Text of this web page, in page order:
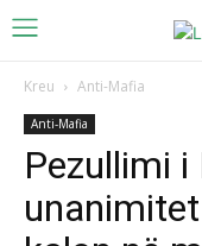
Kreu Anti-Mafia
Anti-Mafia
Pezullimi i